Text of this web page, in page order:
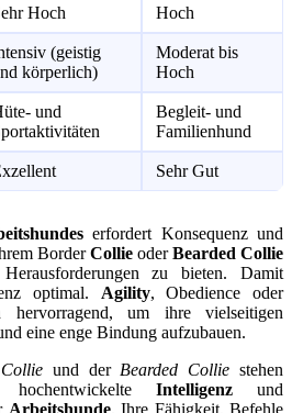
Hoch Hoch
(geistig
körperlich)
Moderat bis
Hoch
und
Begleit- und
Familienhund
Sehr Gut
erfordert Konsequenz und
BorderCollie oderBearded Collie
zu bieten. Damit
optimal. Agility, Obedience oder
hervorragend, um ihre vielseitigen
eine enge Bindung aufzubauen.
und der Bearded Collie stehen
Intelligenz und
Arbeitshunde. Ihre Fähigkeit, Befehle